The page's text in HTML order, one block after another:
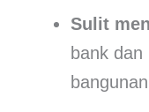
Sulit
bank